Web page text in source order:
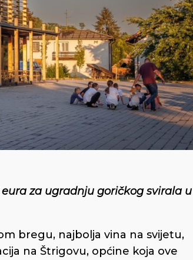
za ugradnju goričkog svirala u
bregu, najbolja vina na svijetu,
na Štrigovu, općine koja ove